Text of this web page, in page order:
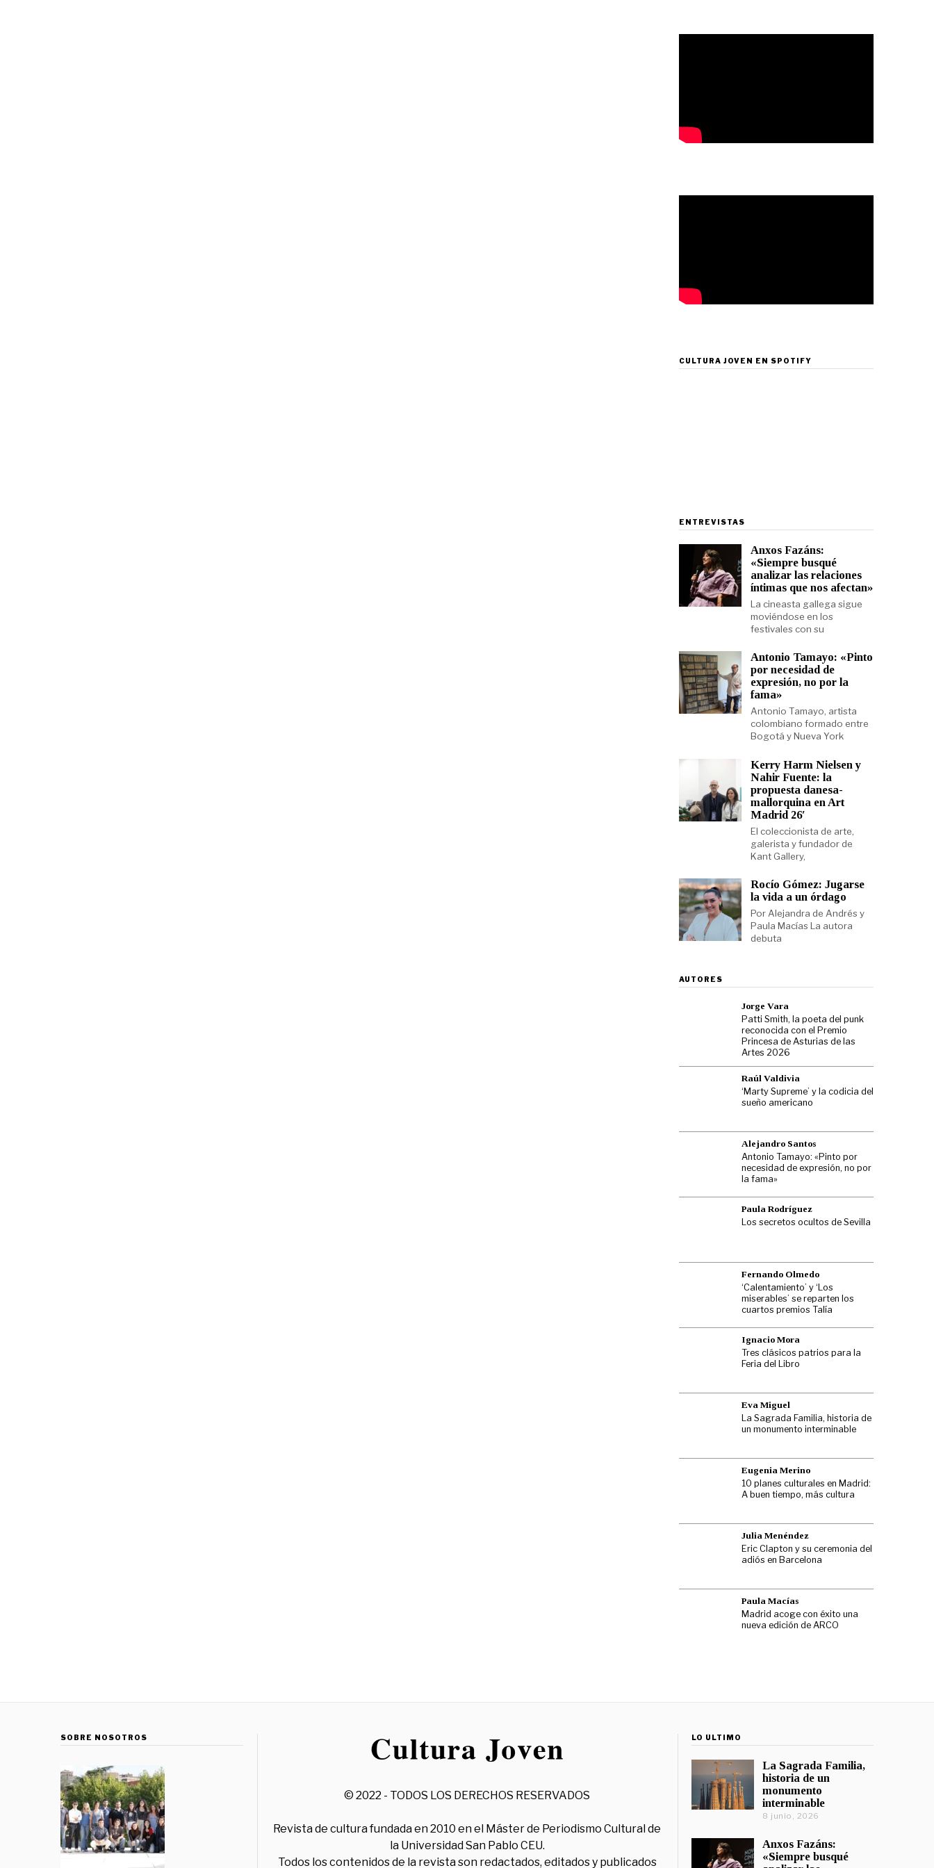
CULTURA JOVEN EN SPOTIFY
ENTREVISTAS
Anxos Fazáns:
«Siempre busqué
analizar las relaciones
íntimas que nos afectan»
La cineasta gallega sigue
moviéndose en los
festivales con su
Antonio Tamayo: «Pinto
por necesidad de
expresión, no por la
fama»
Antonio Tamayo, artista
colombiano formado entre
Bogotá y Nueva York
Kerry Harm Nielsen y
Nahir Fuente: la
propuesta danesa-
mallorquina en Art
Madrid 26′
El coleccionista de arte,
galerista y fundador de
Kant Gallery,
Rocío Gómez: Jugarse
la vida a un órdago
Por Alejandra de Andrés y
Paula Macías La autora
debuta
AUTORES
Jorge Vara
Patti Smith, la poeta del punk
reconocida con el Premio
Princesa de Asturias de las
Artes 2026
Raúl Valdivia
‘Marty Supreme’ y la codicia del
sueño americano
Alejandro Santos
Antonio Tamayo: «Pinto por
necesidad de expresión, no por
la fama»
Paula Rodríguez
Los secretos ocultos de Sevilla
Fernando Olmedo
‘Calentamiento’ y ‘Los
miserables’ se reparten los
cuartos premios Talía
Ignacio Mora
Tres clásicos patrios para la
Feria del Libro
Eva Miguel
La Sagrada Familia, historia de
un monumento interminable
Eugenia Merino
10 planes culturales en Madrid:
A buen tiempo, más cultura
Julia Menéndez
Eric Clapton y su ceremonia del
adiós en Barcelona
Paula Macías
Madrid acoge con éxito una
nueva edición de ARCO
SOBRE NOSOTROS
© 2022 - TODOS LOS DERECHOS RESERVADOS
Revista de cultura fundada en 2010 en el Máster de Periodismo Cultural de
la Universidad San Pablo CEU.
Todos los contenidos de la revista son redactados, editados y publicados
LO ÚLTIMO
La Sagrada Familia,
historia de un
monumento
interminable
8 junio, 2026
Anxos Fazáns:
«Siempre busqué